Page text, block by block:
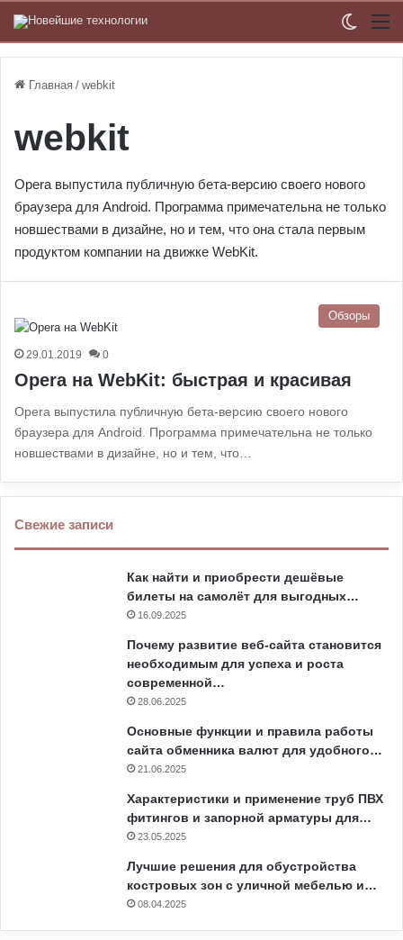
Главная / webkit
webkit
Opera выпустила публичную бета-версию своего нового
браузера для Android. Программа примечательна не только
новшествами в дизайне, но и тем, что она стала первым
продуктом компании на движке WebKit.
Обзоры
29.01.2019 0
Opera на WebKit: быстрая и красивая
Opera выпустила публичную бета-версию своего нового
браузера для Android. Программа примечательна не только
новшествами в дизайне, но и тем, что…
Свежие записи
Как найти и приобрести дешёвые
билеты на самолёт для выгодных…
16.09.2025
Почему развитие веб-сайта становится
необходимым для успеха и роста
современной…
28.06.2025
Основные функции и правила работы
сайта обменника валют для удобного…
21.06.2025
Характеристики и применение труб ПВХ
фитингов и запорной арматуры для…
23.05.2025
Лучшие решения для обустройства
костровых зон с уличной мебелью и…
08.04.2025